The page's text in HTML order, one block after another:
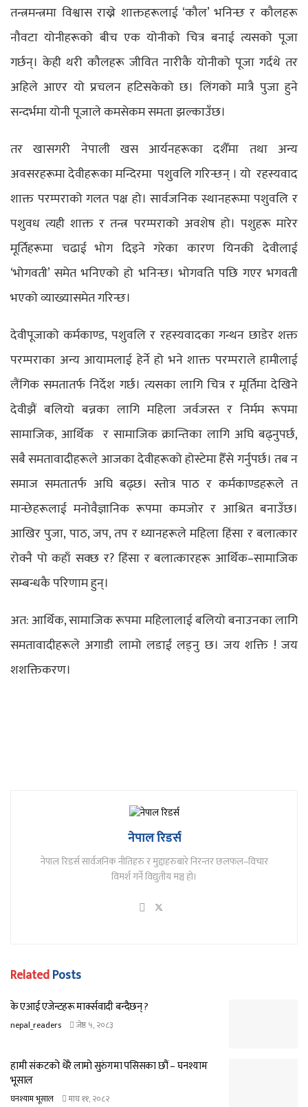
तन्त्रमन्त्रमा विश्वास राख्ने शाक्तहरूलाई ‘कौल’ भनिन्छ र कौलहरू
नौवटा योनीहरूको बीच एक योनीको चित्र बनाई त्यसको पूजा
गर्छन्। केही थरी कौलहरू जीवित नारीकै योनीको पूजा गर्दथे तर
अहिले आएर यो प्रचलन हटिसकेको छ। लिंगको मात्रै पुजा हुने
सन्दर्भमा योनी पूजाले कमसेकम समता झल्काउँछ।
तर खासगरी नेपाली खस आर्यनहरूका दशैँमा तथा अन्य
अवसरहरूमा देवीहरूका मन्दिरमा पशुवलि गरिन्छन् । यो रहस्यवाद
शाक्त परम्पराको गलत पक्ष हो। सार्वजनिक स्थानहरूमा पशुवलि र
पशुवध त्यही शाक्त र तन्त्र परम्पराको अवशेष हो। पशुहरू मारेर
मूर्तिहरूमा चढाई भोग दिइने गरेका कारण यिनकी देवीलाई
‘भोगवती’ समेत भनिएको हो भनिन्छ। भोगवति पछि गएर भगवती
भएको व्याख्यासमेत गरिन्छ।
देवीपूजाको कर्मकाण्ड, पशुवलि र रहस्यवादका गन्थन छाडेर शक्त
परम्पराका अन्य आयामलाई हेर्ने हो भने शाक्त परम्पराले हामीलाई
लैंगिक समतातर्फ निर्देश गर्छ। त्यसका लागि चित्र र मूर्तिमा देखिने
देवीझैं बलियो बन्नका लागि महिला जर्वजस्त र निर्मम रूपमा
सामाजिक, आर्थिक र सामाजिक क्रान्तिका लागि अघि बढ्नुपर्छ,
सबै समतावादीहरूले आजका देवीहरूको होस्टेमा हैँसे गर्नुपर्छ। तब न
समाज समतातर्फ अघि बढ्छ। स्तोत्र पाठ र कर्मकाण्डहरूले त
मान्छेहरूलाई मनोवैज्ञानिक रूपमा कमजोर र आश्रित बनाउँछ।
आखिर पुजा, पाठ, जप, तप र ध्यानहरूले महिला हिंसा र बलात्कार
रोक्नै पो कहाँ सक्छ र? हिंसा र बलात्कारहरू आर्थिक–सामाजिक
सम्बन्धकै परिणाम हुन्।
अत: आर्थिक, सामाजिक रूपमा महिलालाई बलियो बनाउनका लागि
समतावादीहरूले अगाडी लामो लडाईं लड्नु छ। जय शक्ति ! जय
शशक्तिकरण।
नेपाल रिडर्स
नेपाल रिडर्स सार्वजनिक नीतिहरु र मुद्दाहरुबारे निरन्तर छलफल–विचार
विमर्श गर्ने विद्युतीय मञ्च हो।
RelatedPosts
के एआई एजेन्टहरू मार्क्सवादी बन्दैछन् ?
nepal_readers जेष्ठ ५, २०८३
हामी संकटको धेरै लामो सुरुंगमा पसिसका छौं – घनश्याम
भूसाल
घनश्याम भूसाल माघ ११, २०८२